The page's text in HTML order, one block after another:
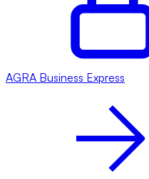
AGRA Business Express